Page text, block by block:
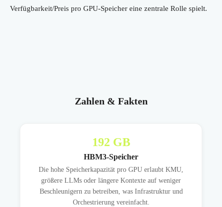
Verfügbarkeit/Preis pro GPU-Speicher eine zentrale Rolle spielt.
Zahlen & Fakten
192 GB
HBM3-Speicher
Die hohe Speicherkapazität pro GPU erlaubt KMU,
größere LLMs oder längere Kontexte auf weniger
Beschleunigern zu betreiben, was Infrastruktur und
Orchestrierung vereinfacht.